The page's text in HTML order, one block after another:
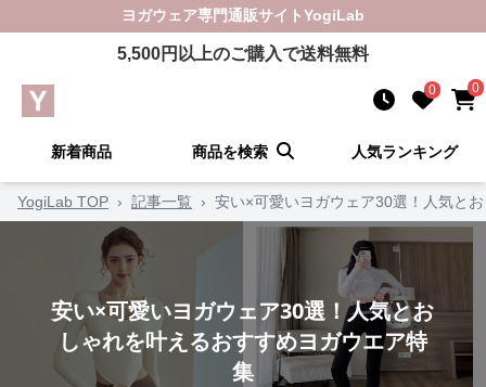
ヨガウェア専門通販サイトYogiLab
5,500円以上のご購入で送料無料
0 0
新着商品 商品を検索 人気ランキング
YogiLab TOP › 記事一覧 › 安い×可愛いヨガウェア30選！人気と
安い×可愛いヨガウェア30選！人気とお
しゃれを叶えるおすすめヨガウエア特
集